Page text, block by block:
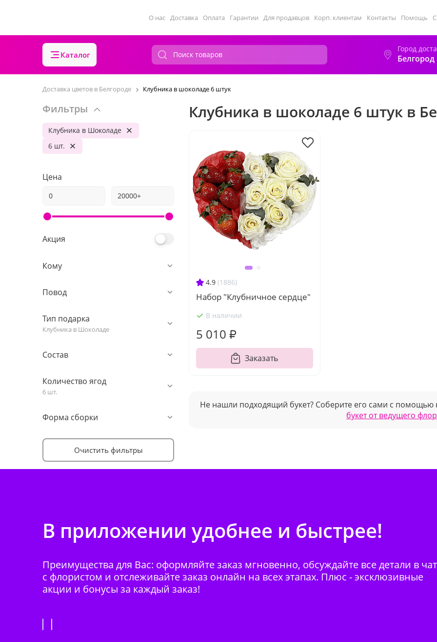
О нас Доставка Оплата Гарантии Для продавцов Корп. клиентам Контакты Помощь
Каталог
Город
Белгород
Доставка цветов в Белгороде Клубника в шоколаде 6 штук
Фильтры
Клубника в Шоколаде
6 шт.
Цена
Акция
Кому
Повод
Тип подарка
Клубника в Шоколаде
Состав
Количество ягод
6 шт.
Форма сборки
Очистить фильтры
Клубника в шоколаде 6 штук в
4.9 (1886)
Набор "Клубничное сердце"
В наличии
5 010 ₽
Заказать
Не нашли подходящий букет? Соберите его сами с
букет от ведущего
В приложении удобнее и быстрее!
Преимущества для Вас: оформляйте заказ мгновенно, обсуждайте все детали в
с флористом и отслеживайте заказ онлайн на всех этапах. Плюс - эксклюзивные
акции и бонусы за каждый заказ!